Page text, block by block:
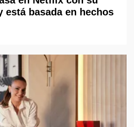
está basada en hechos